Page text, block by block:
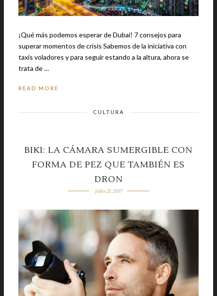
¡Qué más podemos esperar de Dubai! 7 consejos para
superar momentos de crisis Sabemos de la iniciativa con
taxis voladores y para seguir estando a la altura, ahora se
trata de …
READ MORE
CULTURA
BIKI: LA CÁMARA SUMERGIBLE CON
FORMA DE PEZ QUE TAMBIÉN ES
DRON
julio 21, 2017